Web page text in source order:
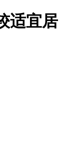
适宜居